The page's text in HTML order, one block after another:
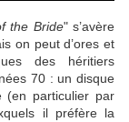
the Bride" s’avère
on peut d’ores et
des héritiers
70 : un disque
(en particulier par
il préfère la